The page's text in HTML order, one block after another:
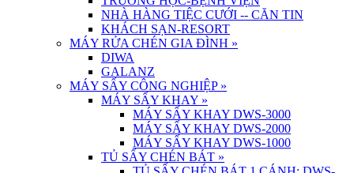
NHÀ HÀNG TIỆC CƯỚI -- CĂN TIN
KHÁCH SẠN-RESORT
MÁY RỬA CHÉN GIA ĐÌNH »
DIWA
GALANZ
MÁY SẤY CÔNG NGHIỆP »
MÁY SẤY KHAY »
MÁY SẤY KHAY DWS-3000
MÁY SẤY KHAY DWS-2000
MÁY SẤY KHAY DWS-1000
TỦ SẤY CHÉN BÁT »